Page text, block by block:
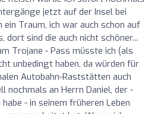
jetzt auf der Insel bei
ein Traum, ich war auch schon auf
dort sind die auch nicht schöner...
Trojane - Pass müsste ich (als
unbedingt haben, da würden für
Autobahn-Raststätten auch
nochmals an Herrn Daniel, der -
- in seinem früheren Leben